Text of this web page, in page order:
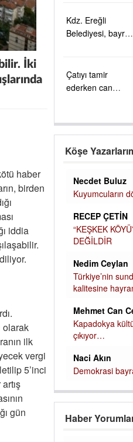
İki
haber
birden
iddia
olarak
ilk
vergi
5’inci
gün
ARMAĞANI
Kdz. Ereğli
Belediyesi, bayram
bulunuyor
Çatıyı tamir
ederken can
Köşe
Necdet Buluz
Kuyumcuların
RECEP ÇETİN
“KEŞKEK
DEĞİLDİR
Nedim Ceylan
Türkiye’nin
kalitesine
Mehmet Can
Kapadokya
çıkıyor…
Naci Akın
Demokrasi
Haber